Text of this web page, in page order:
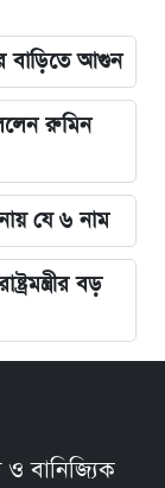
বাড়িতে আগুন
রুমিন
যে ৬ নাম
বড়
বানিজ্যিক